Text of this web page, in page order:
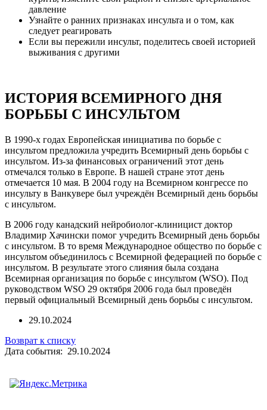
давление
Узнайте о ранних признаках инсульта и о том, как
следует реагировать
Если вы пережили инсульт, поделитесь своей историей
выживания с другими
ИСТОРИЯ ВСЕМИРНОГО ДНЯ
БОРЬБЫ С ИНСУЛЬТОМ
В 1990-х годах Европейская инициатива по борьбе с
инсультом предложила учредить Всемирный день борьбы с
инсультом. Из-за финансовых ограничений этот день
отмечался только в Европе. В нашей стране этот день
отмечается 10 мая. В 2004 году на Всемирном конгрессе по
инсульту в Ванкувере был учреждён Всемирный день борьбы
с инсультом.
В 2006 году канадский нейробиолог-клиницист доктор
Владимир Хачински помог учредить Всемирный день борьбы
с инсультом. В то время Международное общество по борьбе с
инсультом объединилось с Всемирной федерацией по борьбе с
инсультом. В результате этого слияния была создана
Всемирная организация по борьбе с инсультом (WSO). Под
руководством WSO 29 октября 2006 года был проведён
первый официальный Всемирный день борьбы с инсультом.
29.10.2024
Возврат к списку
Дата события: 29.10.2024